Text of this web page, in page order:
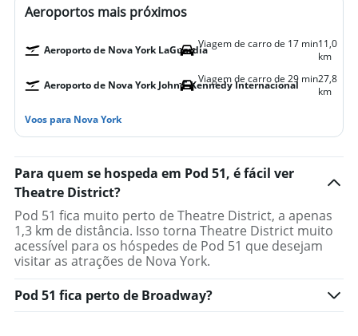
Aeroportos mais próximos
Aeroporto de Nova York LaGuardiaViagem de carro de 17 min11,0
km
Aeroporto de Nova York John F Kennedy Internacional
Viagem de carro de 29 min27,8
km
Voos para Nova York
Para quem se hospeda em Pod 51, é fácil ver
Theatre District?
Pod 51 fica muito perto de Theatre District, a apenas
1,3 km de distância. Isso torna Theatre District muito
acessível para os hóspedes de Pod 51 que desejam
visitar as atrações de Nova York.
Pod 51 fica perto de Broadway?